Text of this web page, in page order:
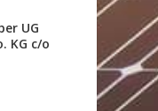
UG
KG c/o